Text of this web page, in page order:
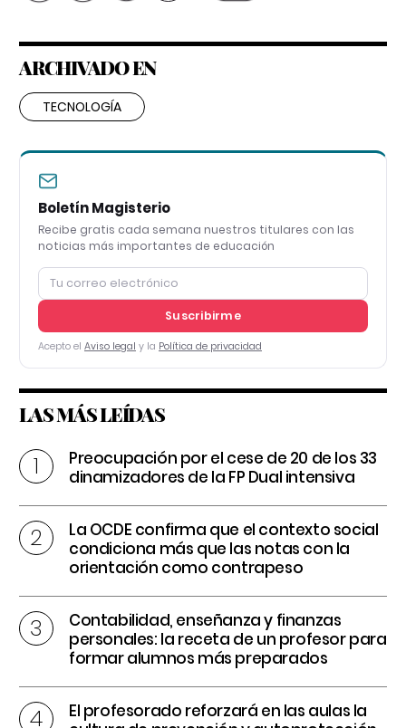
ARCHIVADO EN
TECNOLOGÍA
Boletín Magisterio
Recibe gratis cada semana nuestros titulares con las
noticias más importantes de educación
Suscribirme
Acepto el Aviso legal y la Política de privacidad
LAS MÁS LEÍDAS
Preocupación por el cese de 20 de los 33
dinamizadores de la FP Dual intensiva
La OCDE confirma que el contexto social
condiciona más que las notas con la
orientación como contrapeso
Contabilidad, enseñanza y finanzas
personales: la receta de un profesor para
formar alumnos más preparados
El profesorado reforzará en las aulas la